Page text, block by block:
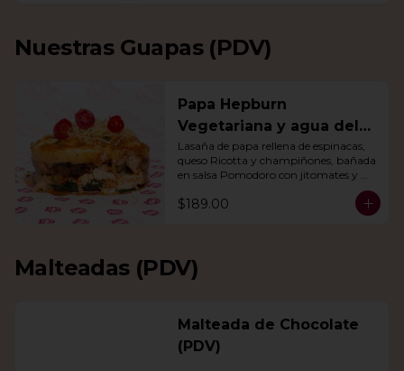
Nuestras Guapas (PDV)
Papa Hepburn
Vegetariana y agua del
día
Lasaña de papa rellena de espinacas,
queso Ricotta y champiñones, bañada
en salsa Pomodoro con jitomates y
queso gratinado. Incluye una agua del
día.
$189.00
Malteadas (PDV)
Malteada de Chocolate
(PDV)